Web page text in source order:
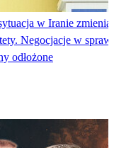
w Iranie zmienia
Negocjacje w
odłożone